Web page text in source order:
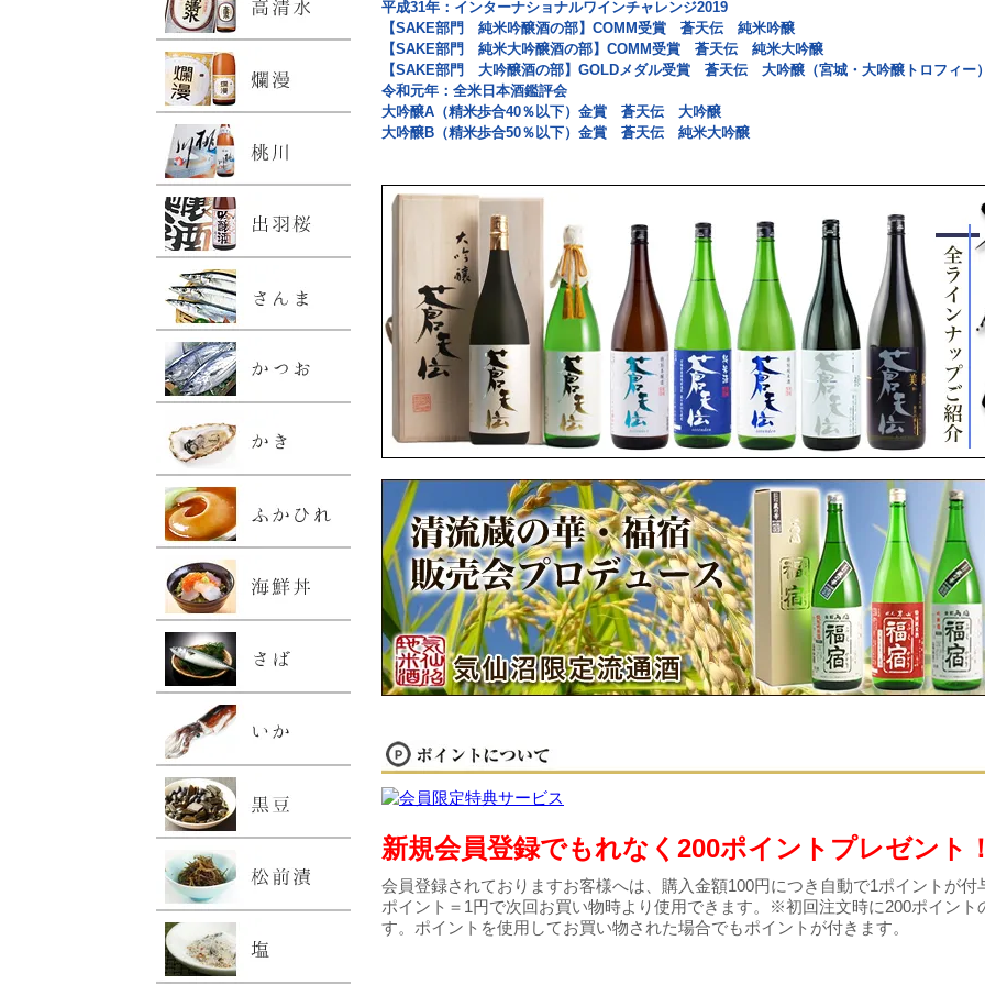
平成31年：インターナショナルワインチャレンジ2019
【SAKE部門 純米吟醸酒の部】COMM受賞 蒼天伝 純米吟醸
【SAKE部門 純米大吟醸酒の部】COMM受賞 蒼天伝 純米大吟醸
【SAKE部門 大吟醸酒の部】GOLDメダル受賞 蒼天伝 大吟醸（宮城・大吟醸トロフィー
令和元年：全米日本酒鑑評会
大吟醸A（精米歩合40％以下）金賞 蒼天伝 大吟醸
大吟醸B（精米歩合50％以下）金賞 蒼天伝 純米大吟醸
新規会員登録でもれなく200ポイントプレゼント
会員登録されておりますお客様へは、購入金額100円につき自動で1ポイントが付
ポイント＝1円で次回お買い物時より使用できます。※初回注文時に200ポイント
す。ポイントを使用してお買い物された場合でもポイントが付きます。